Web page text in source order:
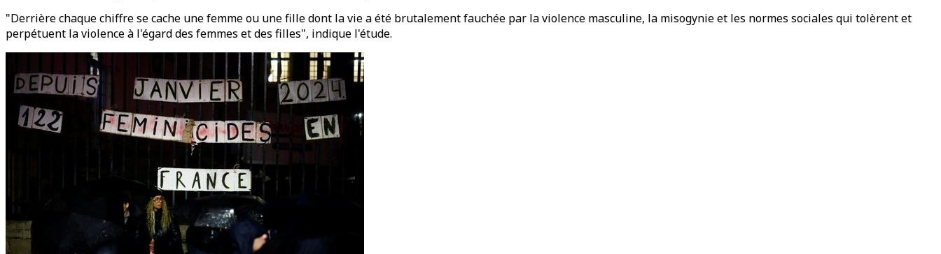
"Derrière chaque chiffre se cache une femme ou une fille dont la vie a été brutalement fauchée par la violence masculine, la misogynie et les normes sociales qui tolèrent et
perpétuent la violence à l'égard des femmes et des filles", indique l'étude.